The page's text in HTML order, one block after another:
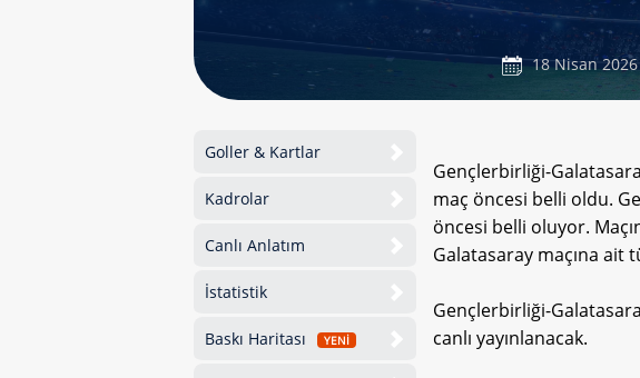
18 Nisan
Goller & Kartlar
Kadrolar
Canlı Anlatım
İstatistik
Baskı Haritası YENİ
Gençlerbirliği-
maç öncesi belli oldu.
öncesi belli oluyor.
Galatasaray maçına ait
Gençlerbirliği-
canlı yayınlanacak.